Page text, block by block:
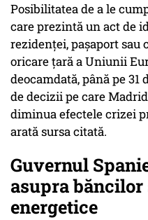
Posibilitatea de a le
care prezintă un act de
rezidenţei, paşaport sau
oricare ţară a Uniunii
deocamdată, până pe
de decizii pe care
diminua efectele crizei
arată sursa citată.
Guvernul
asupra
energetice